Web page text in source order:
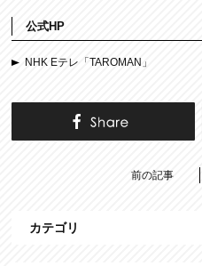
公式HP
NHK Eテレ「TAROMAN」
前の記事
カテゴリ